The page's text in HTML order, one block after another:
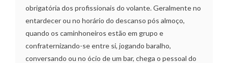
obrigatória dos profissionais do volante. Geralmente no
entardecer ou no horário do descanso pós almoço,
quando os caminhoneiros estão em grupo e
confraternizando-se entre si, jogando baralho,
conversando ou no ócio de um bar, chega o pessoal do